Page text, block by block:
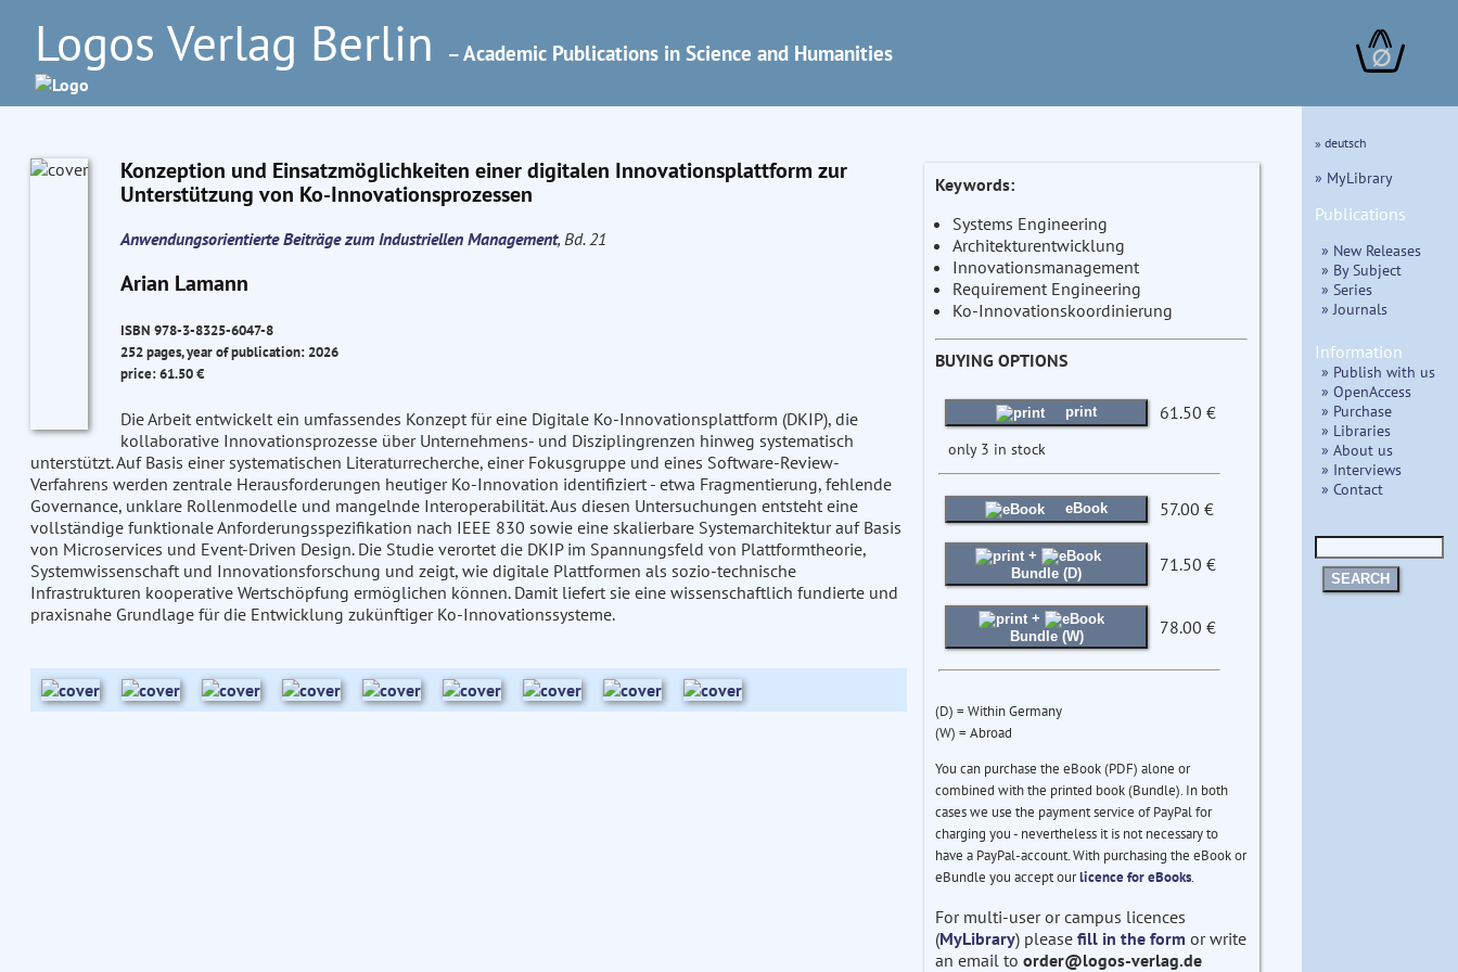
Logos Verlag Berlin – Academic Publications in Science and Humanities ∅
Konzeption und Einsatzmöglichkeiten einer digitalen Innovationsplattform zur
Unterstützung von Ko-Innovationsprozessen
Anwendungsorientierte Beiträge zum Industriellen Management, Bd. 21
Arian Lamann
ISBN 978-3-8325-6047-8
252 pages, year of publication: 2026
price: 61.50 €
Die Arbeit entwickelt ein umfassendes Konzept für eine Digitale Ko-Innovationsplattform (DKIP), die
kollaborative Innovationsprozesse über Unternehmens- und Disziplingrenzen hinweg systematisch
unterstützt. Auf Basis einer systematischen Literaturrecherche, einer Fokusgruppe und eines Software-Review-
Verfahrens werden zentrale Herausforderungen heutiger Ko-Innovation identifiziert - etwa Fragmentierung, fehlende
Governance, unklare Rollenmodelle und mangelnde Interoperabilität. Aus diesen Untersuchungen entsteht eine
vollständige funktionale Anforderungsspezifikation nach IEEE 830 sowie eine skalierbare Systemarchitektur auf Basis
von Microservices und Event-Driven Design. Die Studie verortet die DKIP im Spannungsfeld von Plattformtheorie,
Systemwissenschaft und Innovationsforschung und zeigt, wie digitale Plattformen als sozio-technische
Infrastrukturen kooperative Wertschöpfung ermöglichen können. Damit liefert sie eine wissenschaftlich fundierte und
praxisnahe Grundlage für die Entwicklung zukünftiger Ko-Innovationssysteme.
Keywords:
Systems Engineering
Architekturentwicklung
Innovationsmanagement
Requirement Engineering
Ko-Innovationskoordinierung
BUYING OPTIONS
print 61.50 €
only 3 in stock
eBook 57.00 €
+
Bundle (D)
71.50 €
+
Bundle (W)
78.00 €
(D) = Within Germany
(W) = Abroad
You can purchase the eBook (PDF) alone or
combined with the printed book (Bundle). In both
cases we use the payment service of PayPal for
charging you - nevertheless it is not necessary to
have a PayPal-account. With purchasing the eBook or
eBundle you accept ourlicence for eBooks.
For multi-user or campus licences
(MyLibrary) please fill in the form or write
an email to order@logos-verlag.de
» deutsch
» MyLibrary
Publications
» New Releases
» By Subject
» Series
» Journals
Information
» Publish with us
» OpenAccess
» Purchase
» Libraries
» About us
» Interviews
» Contact
SEARCH